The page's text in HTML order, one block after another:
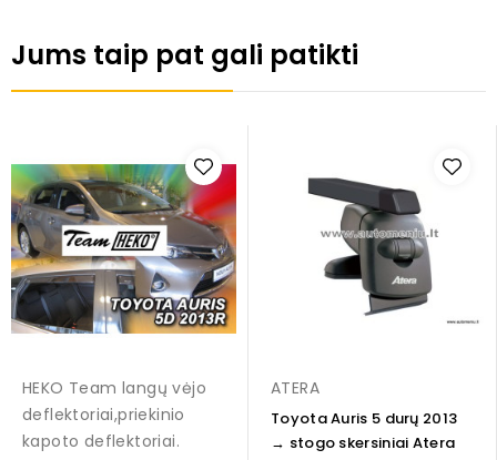
Jums taip pat gali patikti
HEKO Team langų vėjo
deflektoriai,priekinio
kapoto deflektoriai.
ATERA
Toyota Auris 5 durų 2013
→ stogo skersiniai Atera